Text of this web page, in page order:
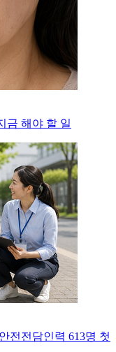
금 해야 할 일
전전담인력 613명 첫